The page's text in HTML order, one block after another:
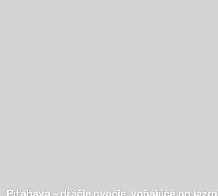
Pitahaya – dračie ovocie, voňajúce po